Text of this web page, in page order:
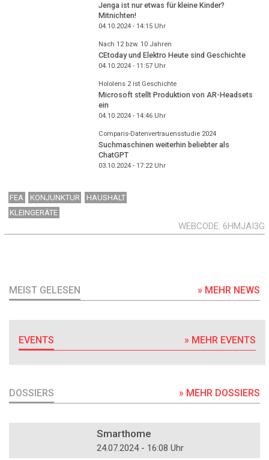
Jenga ist nur etwas für kleine Kinder?
Mitnichten!
04.10.2024 - 14:15Uhr
Nach 12 bzw. 10 Jahren
CEtoday und Elektro Heute sind Geschichte
04.10.2024 - 11:57Uhr
Hololens 2 ist Geschichte
Microsoft stellt Produktion von AR-Headsets
ein
04.10.2024 - 14:46Uhr
Comparis-Datenvertrauensstudie 2024
Suchmaschinen weiterhin beliebter als
ChatGPT
03.10.2024 - 17:22Uhr
FEA KONJUNKTUR
HAUSHALT
KLEINGERÄTE
WEBCODE 6HMJAI3G
MEIST GELESEN » MEHR NEWS
EVENTS » MEHR EVENTS
DOSSIERS » MEHR DOSSIERS
Smarthome
24.07.2024 - 16:08 Uhr